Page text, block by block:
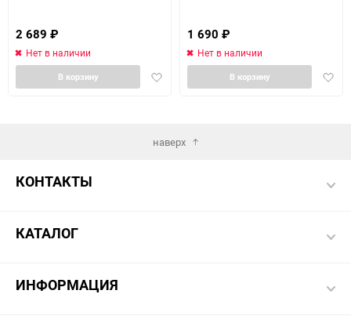
2 689 ₽
Нет в наличии
Добавить
В корзину
1 690 ₽
Нет в наличии
В корзину
наверх
КОНТАКТЫ
КАТАЛОГ
ИНФОРМАЦИЯ